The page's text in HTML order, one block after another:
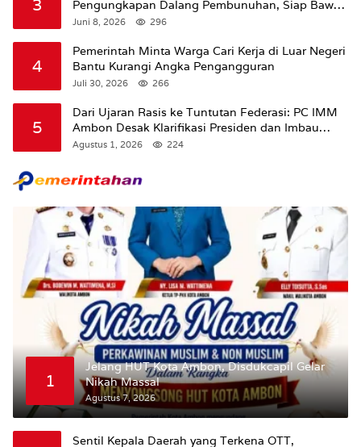
3
Pengungkapan Dalang Pembunuhan, Siap Bawa
Kasus ke Komisi III DPR RI
Juni 8, 2026 296
4
Pemerintah Minta Warga Cari Kerja di Luar Negeri
Bantu Kurangi Angka Pengangguran
Juli 30, 2026 266
5
Dari Ujaran Rasis ke Tuntutan Federasi: PC IMM
Ambon Desak Klarifikasi Presiden dan Imbau
Tunda Pengibaran Bendera Merah Putih Di
Agustus 1, 2026 224
1
Jelang HUT Kota Ambon, Disdukcapil Gelar
Nikah Massal
Agustus 7, 2026
Sentil Kepala Daerah yang Terkena OTT,